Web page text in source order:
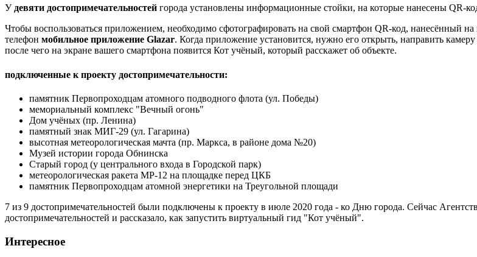
У девяти достопримечательностей города установлены информационные стойки, на которые нанесены QR-
Чтобы воспользоваться приложением, необходимо сфотографировать на свой смартфон QR-код, нанесённый
телефон мобильное приложение Glazar. Когда приложение установится, нужно его открыть, направить
после чего на экране вашего смартфона появится Кот учёный, который расскажет об объекте.
подключенные к проекту достопримечательности:
памятник Первопроходцам атомного подводного флота (ул. Победы)
мемориальный комплекс "Вечный огонь"
Дом учёных (пр. Ленина)
памятный знак МИГ-29 (ул. Гагарина)
высотная метеорологическая мачта (пр. Маркса, в районе дома №20)
Музей истории города Обнинска
Старый город (у центрального входа в Городской парк)
метеорологическая ракета МР-12 на площадке перед ЦКБ
памятник Первопроходцам атомной энергетики на Треугольной площади
7 из 9 достопримечательностей были подключены к проекту в июле 2020 года - ко Дню города. Сейчас
достопримечательностей и рассказало, как запустить виртуальный гид "Кот учёный".
Интересное